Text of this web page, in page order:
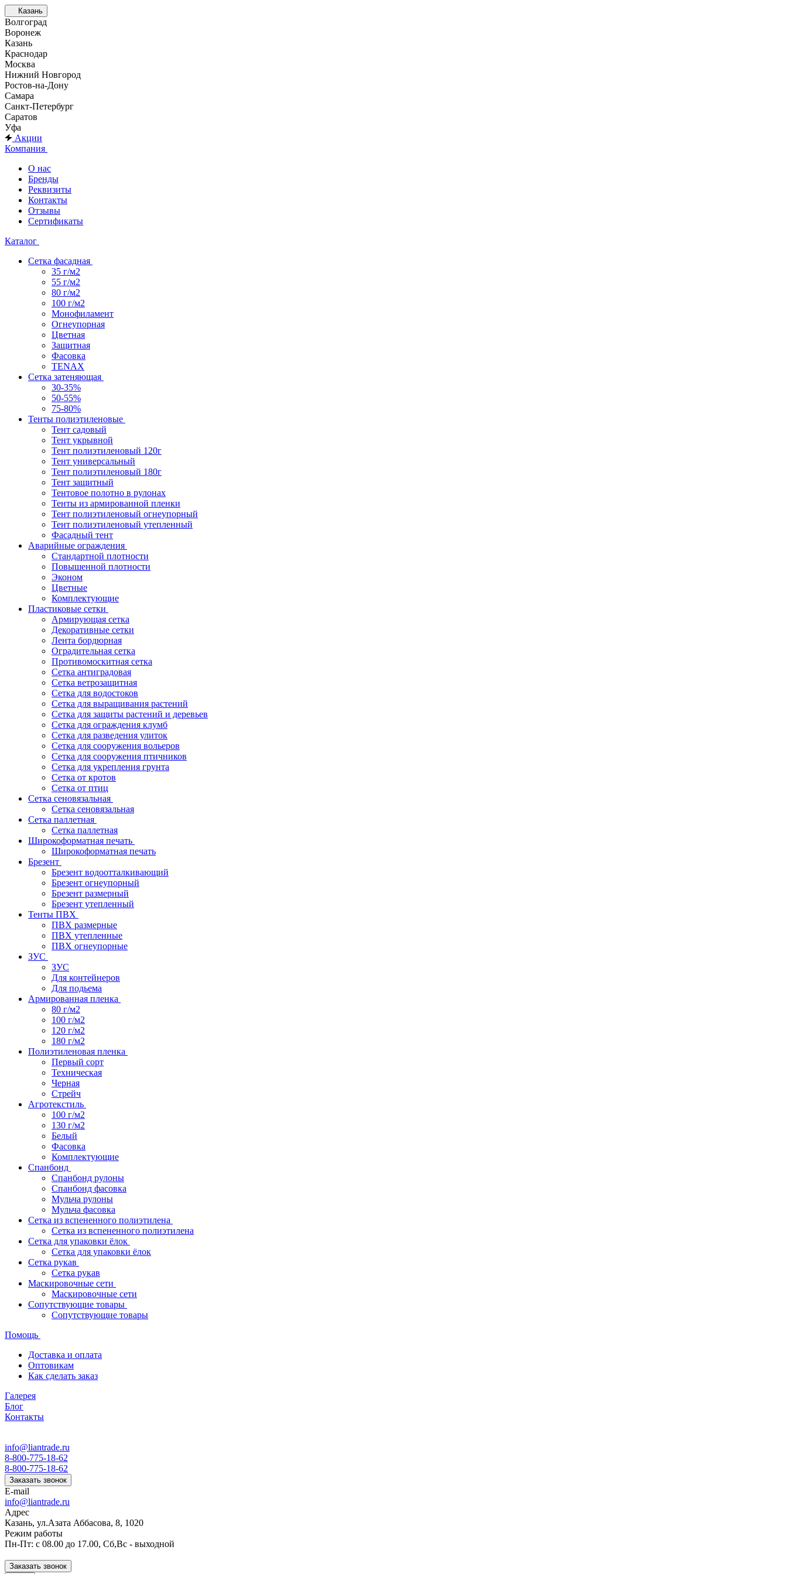
Казань
Волгоград
Воронеж
Казань
Краснодар
Москва
Нижний Новгород
Ростов-на-Дону
Самара
Санкт-Петербург
Саратов
Уфа
Акции
Компания
О нас
Бренды
Реквизиты
Контакты
Отзывы
Сертификаты
Каталог
Сетка фасадная
35 г/м2
55 г/м2
80 г/м2
100 г/м2
Монофиламент
Огнеупорная
Цветная
Защитная
Фасовка
TENAX
Сетка затеняющая
30-35%
50-55%
75-80%
Тенты полиэтиленовые
Тент садовый
Тент укрывной
Тент полиэтиленовый 120г
Тент универсальный
Тент полиэтиленовый 180г
Тент защитный
Тентовое полотно в рулонах
Тенты из армированной пленки
Тент полиэтиленовый огнеупорный
Тент полиэтиленовый утепленный
Фасадный тент
Аварийные ограждения
Стандартной плотности
Повышенной плотности
Эконом
Цветные
Комплектующие
Пластиковые сетки
Армирующая сетка
Декоративные сетки
Лента бордюрная
Оградительная сетка
Противомоскитная сетка
Сетка антиградовая
Сетка ветрозащитная
Сетка для водостоков
Сетка для выращивания растений
Сетка для защиты растений и деревьев
Сетка для ограждения клумб
Сетка для разведения улиток
Сетка для сооружения вольеров
Сетка для сооружения птичников
Сетка для укрепления грунта
Сетка от кротов
Сетка от птиц
Сетка сеновязальная
Сетка сеновязальная
Сетка паллетная
Сетка паллетная
Широкоформатная печать
Широкоформатная печать
Брезент
Брезент водоотталкивающий
Брезент огнеупорный
Брезент размерный
Брезент утепленный
Тенты ПВХ
ПВХ размерные
ПВХ утепленные
ПВХ огнеупорные
ЗУС
ЗУС
Для контейнеров
Для подьема
Армированная пленка
80 г/м2
100 г/м2
120 г/м2
180 г/м2
Полиэтиленовая пленка
Первый сорт
Техническая
Черная
Стрейч
Агротекстиль
100 г/м2
130 г/м2
Белый
Фасовка
Комплектующие
Спанбонд
Спанбонд рулоны
Спанбонд фасовка
Мульча рулоны
Мульча фасовка
Сетка из вспененного полиэтилена
Сетка из вспененного полиэтилена
Сетка для упаковки ёлок
Сетка для упаковки ёлок
Сетка рукав
Сетка рукав
Маскировочные сети
Маскировочные сети
Сопутствующие товары
Сопутствующие товары
Помощь
Доставка и оплата
Оптовикам
Как сделать заказ
Галерея
Блог
Контакты
info@liantrade.ru
8-800-775-18-62
8-800-775-18-62
Заказать звонок
E-mail
info@liantrade.ru
Адрес
Казань, ул.Азата Аббасова, 8, 1020
Режим работы
Пн-Пт: c 08.00 до 17.00, Cб,Вс - выходной
Заказать звонок